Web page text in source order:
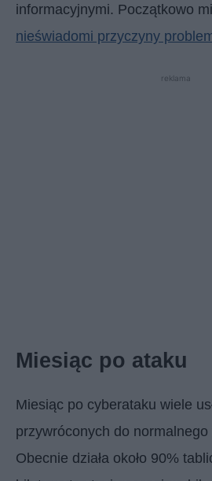
informacyjnymi. Początkowo
nieświadomi przyczyny
reklama
Miesiąc po ataku
Miesiąc po cyberataku wiele
przywróconych do
Obecnie działa około 90%